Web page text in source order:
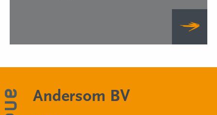
Andersom BV